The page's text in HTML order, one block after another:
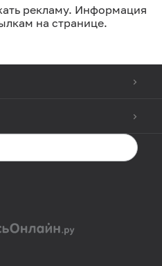
рекламу. Информация
на странице.